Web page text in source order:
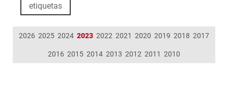
etiquetas
2026 2025 2024 2023 2022 2021 2020 2019 2018 2017
2016 2015 2014 2013 2012 2011 2010